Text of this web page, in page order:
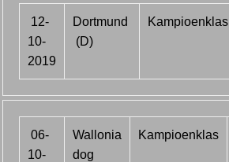
12-
10-
2019
Dortmund
(D)
Kampioenklas
06-
10-
Wallonia
dog
Kampioenklas